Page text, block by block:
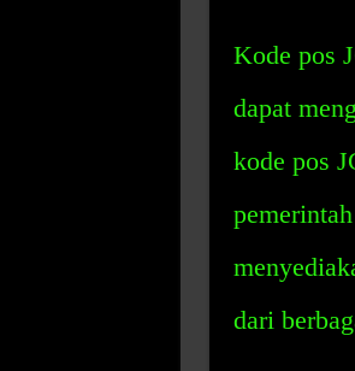
Kode pos
dapat
kode pos
dari